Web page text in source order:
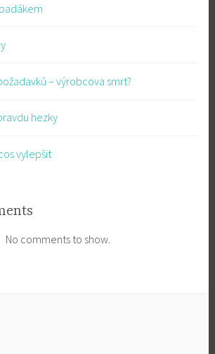
– výrobcova smrt?
hezky
vylepšit
No comments to show.